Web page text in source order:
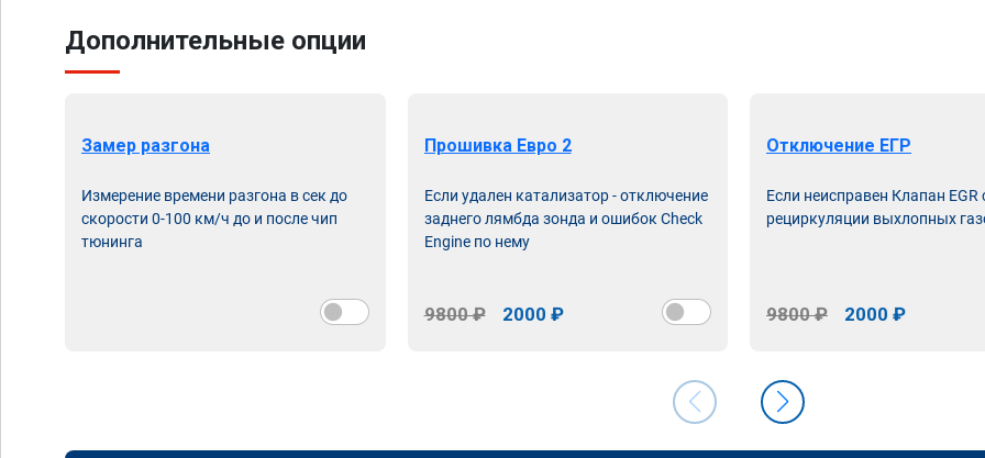
Дополнительные опции
Замер разгона
Измерение времени разгона в сек до
скорости 0-100 км/ч до и после чип
тюнинга
Прошивка Евро 2
Если удален катализатор - отключение
заднего лямбда зонда и ошибок Check
Engine по нему
9800 ₽ 2000 ₽
Отключение ЕГР
Если неисправен Клапан EGR
рециркуляции выхлопных
9800 ₽ 2000 ₽